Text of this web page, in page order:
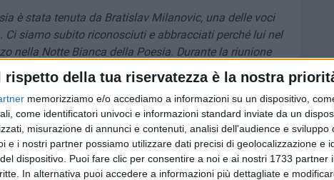
rispetto della tua riservatezza è la nostra
memorizziamo e/o accediamo a informazioni su un dispositivo,
come identificatori univoci e informazioni standard inviate da un
misurazione di annunci e contenuti, analisi dell'audience e sviluppo
e i nostri partner possiamo utilizzare dati precisi di geolocalizzazione e
dispositivo. Puoi fare clic per consentire a noi e ai nostri 1733 partner
In alternativa puoi accedere a informazioni più dettagliate e
è stata tenuta da Bratislav Milanovic, una delle voci
Ci siamo subito riconosciuti e abbracciati perché lui nel
nella Notte Bianca della Poesia. Durante la riunione
dei Poeti Serbi a Belgrado, ho ricevuto una gentilezza
Nicola De Matteo è un intellettuale italiano che
a Giovinazzo. Questo momento - ha continuato
-,unitamente a tutta l'esperienza vissuta in Serbia, mi
la contentezza". Sarebbe bello invitare Bratislav
Gli altri poeti si chiedevano come mai questo italiano
momento ho pensato: Giovinazzo è stato un passaggio